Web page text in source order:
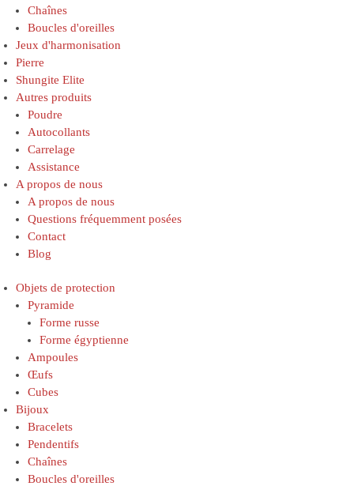
Chaînes
Boucles d'oreilles
Jeux d'harmonisation
Pierre
Shungite Elite
Autres produits
Poudre
Autocollants
Carrelage
Assistance
A propos de nous
A propos de nous
Questions fréquemment posées
Contact
Blog
Objets de protection
Pyramide
Forme russe
Forme égyptienne
Ampoules
Œufs
Cubes
Bijoux
Bracelets
Pendentifs
Chaînes
Boucles d'oreilles